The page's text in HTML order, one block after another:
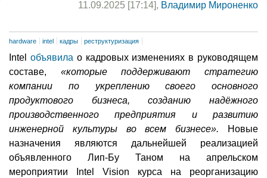
11.09.2025 [17:14], Владимир Мироненко
hardware intel кадры реструктуризация
Intel объявила о кадровых изменениях в руководящем
составе, «которые поддерживают стратегию
компании по укреплению своего основного
продуктового бизнеса, созданию надёжного
производственного предприятия и развитию
инженерной культуры во всем бизнесе».
Новые
назначения являются дальнейшей реализацией
объявленного Лип-Бу Таном на апрельском
мероприятии Intel Vision курса на реорганизацию